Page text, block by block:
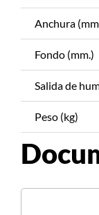
Anchura
Fondo (mm.)
Salida de
Peso (kg)